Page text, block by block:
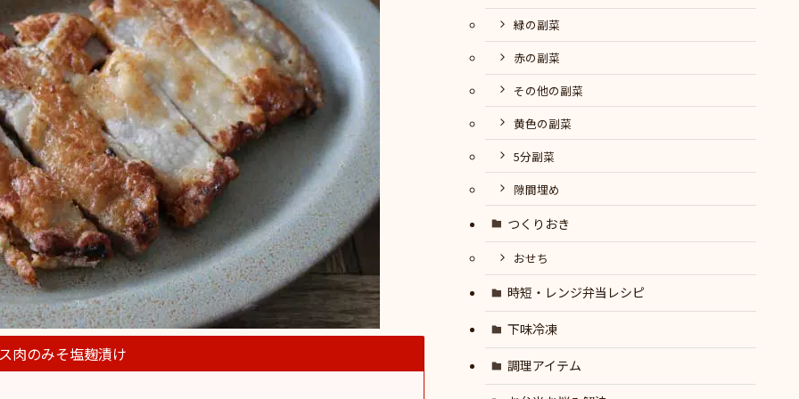
肉のみそ塩麹漬け
緑の副菜
赤の副菜
その他の副菜
黄色の副菜
5分副菜
隙間埋め
つくりおき
おせち
時短・レンジ弁当レシピ
下味冷凍
調理アイテム